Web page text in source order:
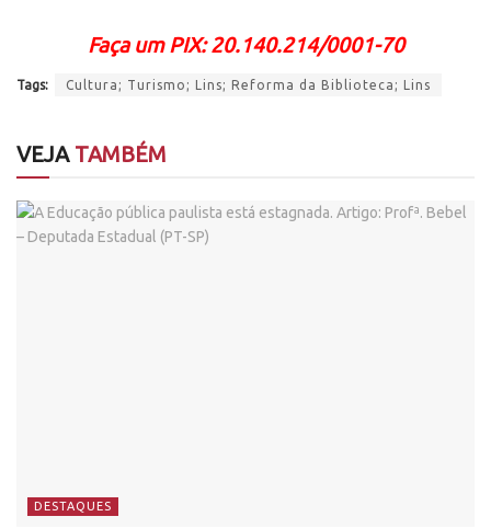
Faça um PIX: 20.140.214/0001-70
Tags: Cultura; Turismo; Lins; Reforma da Biblioteca; Lins
VEJATAMBÉM
DESTAQUES